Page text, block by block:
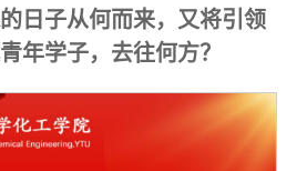
日子从何而来，又将引领
年学子，去往何方？